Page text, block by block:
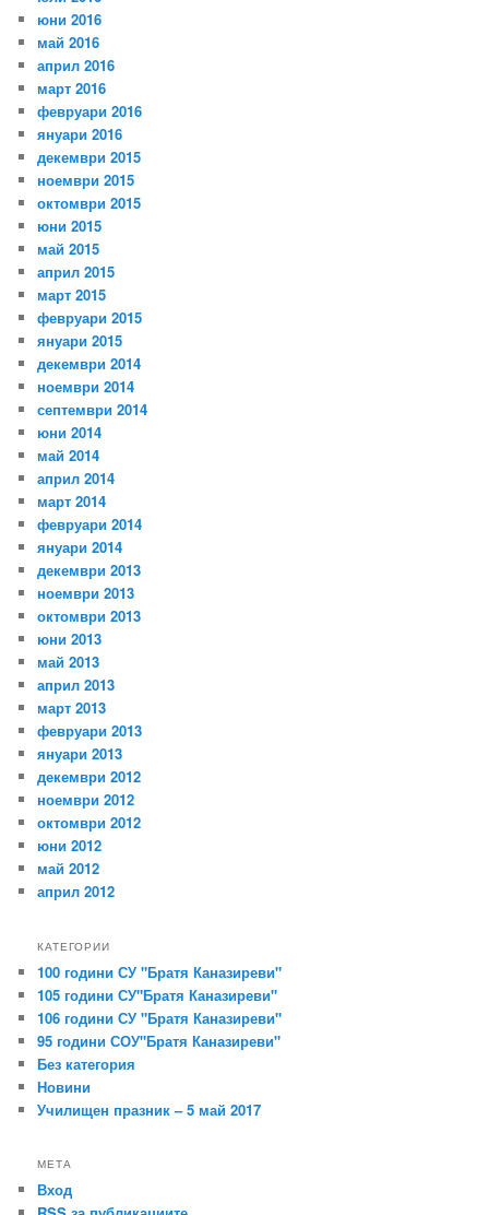
юни 2016
май 2016
април 2016
март 2016
февруари 2016
януари 2016
декември 2015
ноември 2015
октомври 2015
юни 2015
май 2015
април 2015
март 2015
февруари 2015
януари 2015
декември 2014
ноември 2014
септември 2014
юни 2014
май 2014
април 2014
март 2014
февруари 2014
януари 2014
декември 2013
ноември 2013
октомври 2013
юни 2013
май 2013
април 2013
март 2013
февруари 2013
януари 2013
декември 2012
ноември 2012
октомври 2012
юни 2012
май 2012
април 2012
КАТЕГОРИИ
100 години СУ "Братя Каназиреви"
105 години СУ"Братя Каназиреви"
106 години СУ "Братя Каназиреви"
95 години СОУ"Братя Каназиреви"
Без категория
Новини
Училищен празник – 5 май 2017
МЕТА
Вход